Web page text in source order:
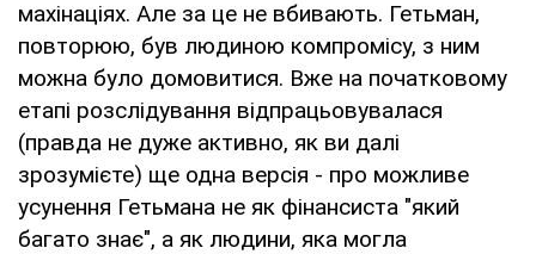
махінаціях. Але за це не вбивають. Гетьман,
повторюю, був людиною компромісу, з ним
можна було домовитися. Вже на початковому
етапі розслідування відпрацьовувалася
(правда не дуже активно, як ви далі
зрозумієте) ще одна версія - про можливе
усунення Гетьмана не як фінансиста "який
багато знає", а як людини, яка могла